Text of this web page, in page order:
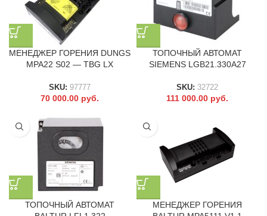
МЕНЕДЖЕР ГОРЕНИЯ DUNGS
MPA22 S02 — TBG LX
SKU: 97777
70 000.00 руб.
ТОПОЧНЫЙ АВТОМАТ
SIEMENS LGB21.330A27
SKU: 32722
111 000.00 руб.
ТОПОЧНЫЙ АВТОМАТ
МЕНЕДЖЕР ГОРЕНИЯ